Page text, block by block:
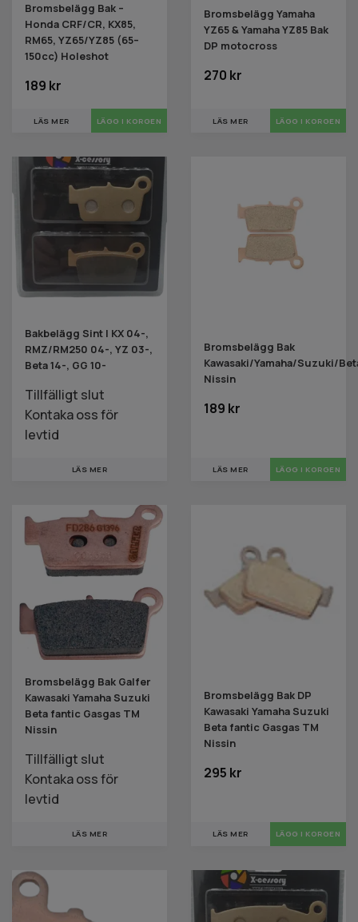
Bromsbelägg Bak –
Honda CRF/CR, KX85,
RM65, YZ65/YZ85 (65–
150cc) Holeshot
189 kr
LÄS MER
Bromsbelägg Yamaha
YZ65 & Yamaha YZ85 Bak
DP motocross
270 kr
LÄS MER
Bakbelägg Sint | KX 04-,
RMZ/RM250 04-, YZ 03-,
Beta 14-, GG 10-
Tillfälligt slut
Kontaka oss för
levtid
LÄS MER
Bromsbelägg Bak
Kawasaki/Yamaha/Suzuki/
Nissin
189 kr
LÄS MER
Bromsbelägg Bak Galfer
Kawasaki Yamaha Suzuki
Beta fantic Gasgas TM
Nissin
Tillfälligt slut
Kontaka oss för
levtid
LÄS MER
Bromsbelägg Bak DP
Kawasaki Yamaha Suzuki
Beta fantic Gasgas TM
Nissin
295 kr
LÄS MER